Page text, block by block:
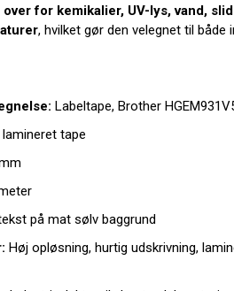
for kemikalier, UV-lys, vand,
, hvilket gør den velegnet til både
Labeltape, Brother
lamineret tape
på mat sølv baggrund
Høj opløsning, hurtig udskrivning,